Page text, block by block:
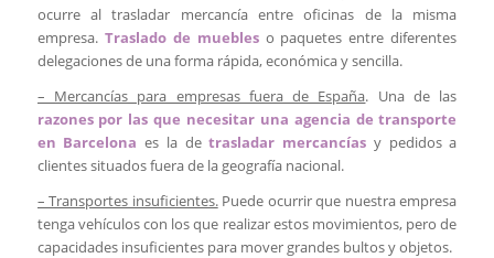
ocurre al trasladar mercancía entre oficinas de la misma
empresa. Traslado de muebleso paquetes entre diferentes
delegaciones de una forma rápida, económica y sencilla.
– Mercancías para empresas fuera de España. Una de las
razones por las que necesitar una agencia de transporte
en Barcelona es la detrasladar mercancías y pedidos a
clientes situados fuera de la geografía nacional.
– Transportes insuficientes.Puede ocurrir que nuestra empresa
tenga vehículos con los que realizar estos movimientos, pero de
capacidades insuficientes para mover grandes bultos y objetos.